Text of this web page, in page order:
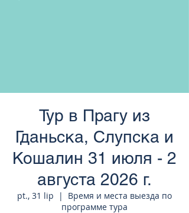
Тур в Прагу из
Гданьска, Слупска и
Кошалин 31 июля - 2
августа 2026 г.
pt., 31 lip
  |
Время и места выезда по
программе тура